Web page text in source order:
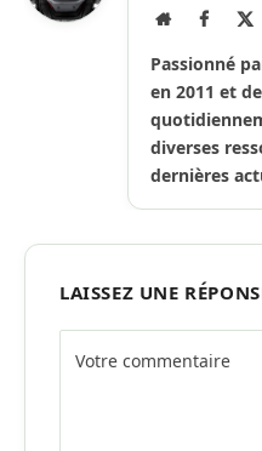
Site
Passionné
en 2011 et
diverses
dernières
LAISSEZ UNE